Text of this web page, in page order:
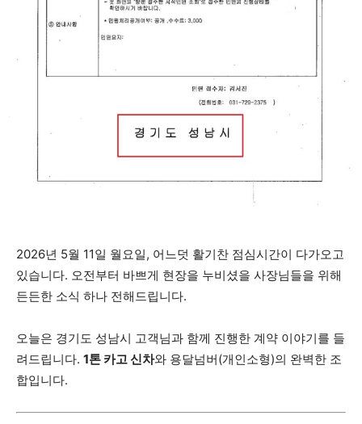
2026년 5월 11일 월요일, 어느덧 활기찬 점심시간이 다가오고
있습니다. 오전부터 바쁘게 현장을 누비셨을 사장님들을 위해
든든한 소식 하나 전해드립니다.
오늘은 경기도 성남시 고객님과 함께 진행한 계약 이야기를 들
려드립니다. 1톤 카고 신차와 용달넘버(개인소형)의 완벽한 조
합입니다.